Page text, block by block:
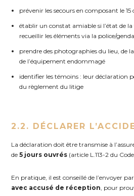
prévenir les secours en composant le 15
établir un constat amiable si l’état de
recueillir les éléments via la police/
prendre des photographies du lieu, de
de l’équipement endommagé
identifier les témoins : leur déclaration
du règlement du litige
2.2. DÉCLARER
La déclaration doit être transmise à
de5 jours ouvrés (article L.113-2 du
En pratique, il est conseillé de l’envoyer par
avec accusé de réception, pour